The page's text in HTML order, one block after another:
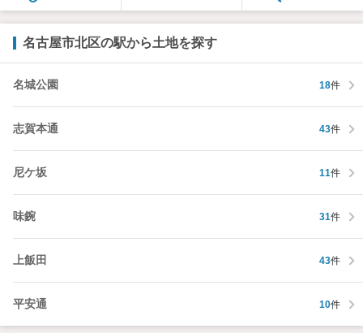
名古屋市北区の駅から土地を探す
名城公園 18件
志賀本通 43件
尼ケ坂 11件
味鋺 31件
上飯田 43件
平安通 10件